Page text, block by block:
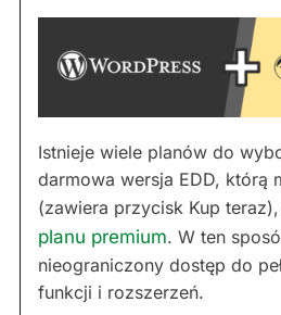
Istnieje wiele planów do
darmowa wersja EDD, którą
(zawiera przycisk Kup
planu premium. W ten
nieograniczony dostęp do
funkcji i rozszerzeń.